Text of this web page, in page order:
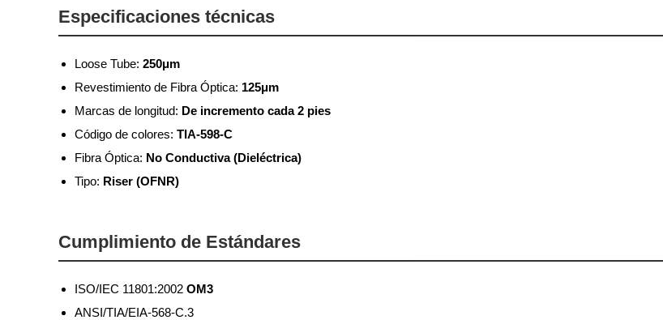
Especificaciones técnicas
Loose Tube: 250μm
Revestimiento de Fibra Óptica: 125μm
Marcas de longitud: De incremento cada 2 pies
Código de colores: TIA-598-C
Fibra Óptica: No Conductiva (Dieléctrica)
Tipo: Riser (OFNR)
Cumplimiento de Estándares
ISO/IEC 11801:2002 OM3
ANSI/TIA/EIA-568-C.3